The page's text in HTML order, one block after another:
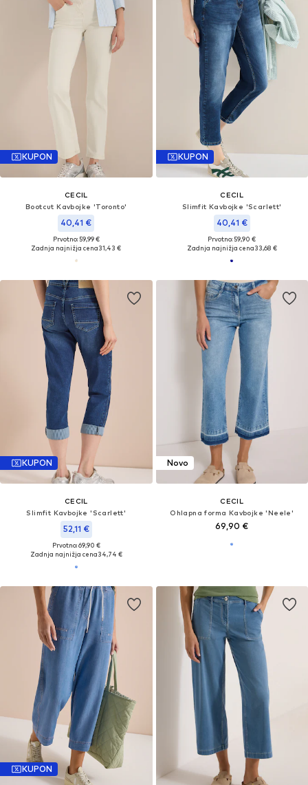
KUPON
CECIL
Bootcut Kavbojke 'Toronto'
40,41 €
Prvotno: 59,99 €
Zadnja najnižja cena31,43 €
KUPON
CECIL
Slimfit Kavbojke 'Scarlett'
40,41 €
Prvotno: 59,90 €
Zadnja najnižja cena33,68 €
KUPON
CECIL
Slimfit Kavbojke 'Scarlett'
52,11 €
Prvotno: 69,90 €
Zadnja najnižja cena34,74 €
Novo
CECIL
Ohlapna forma Kavbojke 'Neele'
69,90 €
KUPON